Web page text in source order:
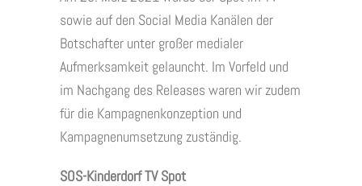
sowie auf den Social Media Kanälen der
Botschafter unter großer medialer
Aufmerksamkeit gelauncht. Im Vorfeld und
im Nachgang des Releases waren wir zudem
für die Kampagnenkonzeption und
Kampagnenumsetzung zuständig.
SOS-Kinderdorf TV Spot